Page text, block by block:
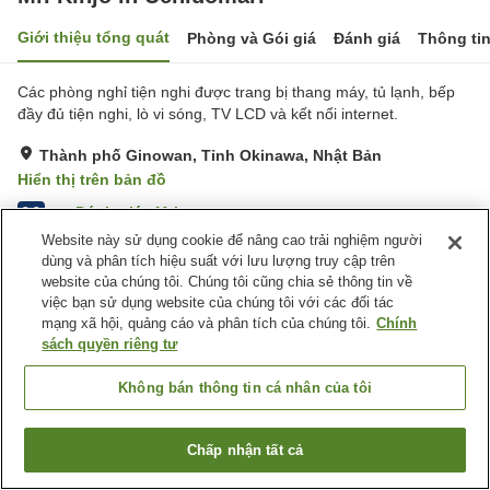
Giới thiệu tổng quát Phòng và Gói giá Đánh giá Thông
Các phòng nghỉ tiện nghi được trang bị thang máy, tủ lạnh, bếp
đầy đủ tiện nghi, lò vi sóng, TV LCD và kết nối internet.
Thành phố Ginowan, Tỉnh Okinawa, Nhật Bản
Hiển thị trên bản đồ
3.2 Đánh giá:41lượt
Tiện nghi chỗ nghỉ
Bãi đỗ xe
Trang chủ Nhật Bản Tỉnh Okinawa
Thành phố Ginowan
Mr. Kinjo in Uchidomari
Tìm phòng trống
Website này sử dụng cookie để nâng cao trải nghiệm người
dùng và phân tích hiệu suất với lưu lượng truy cập trên
website của chúng tôi. Chúng tôi cũng chia sẻ thông tin về
việc bạn sử dụng website của chúng tôi với các đối tác
mạng xã hội, quảng cáo và phân tích của chúng tôi. Chính
sách quyền riêng tư
Không bán thông tin cá nhân của tôi
Chấp nhận tất cả